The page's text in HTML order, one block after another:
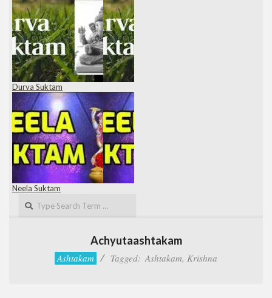
Durva Suktam
Neela Suktam
Achyutaashtakam
Ashtakam Tagged: Ashtakam, Krishna